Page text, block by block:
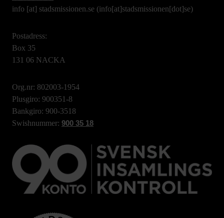
info [at] stadsmissionen.se (info[at]stadsmissionen[dot]se)
Postadress:
Box 35
131 06 NACKA
Org.nr: 802003-1954
Plusgiro: 900351-8
Bankgiro: 900-3518
Swishnummer: 900 35 18